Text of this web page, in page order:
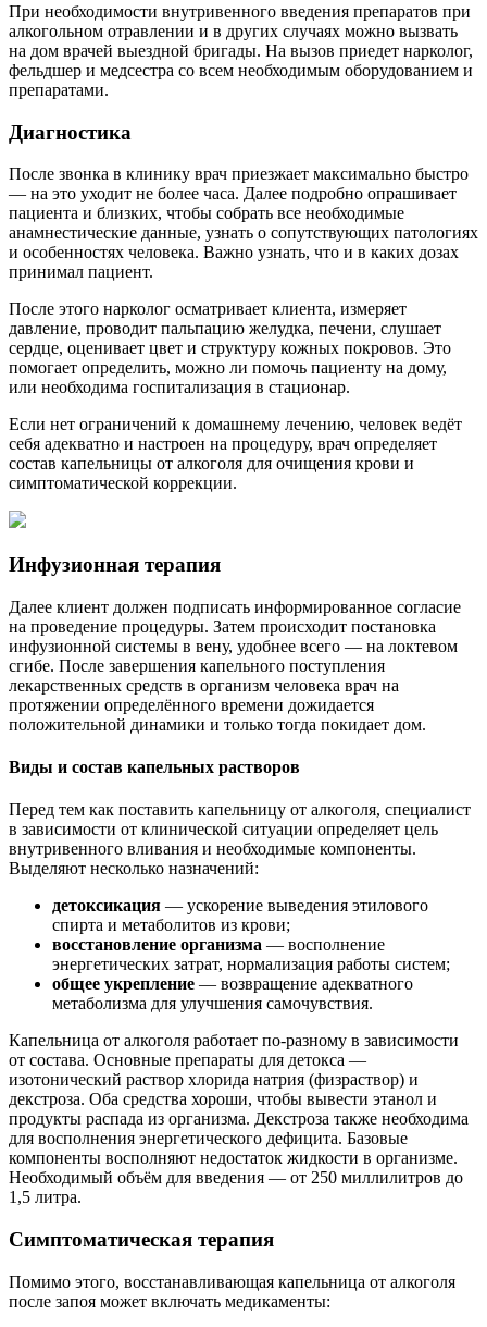
При необходимости внутривенного введения препаратов при
алкогольном отравлении и в других случаях можно вызвать
на дом врачей выездной бригады. На вызов приедет нарколог,
фельдшер и медсестра со всем необходимым оборудованием и
препаратами.
Диагностика
После звонка в клинику врач приезжает максимально быстро
— на это уходит не более часа. Далее подробно опрашивает
пациента и близких, чтобы собрать все необходимые
анамнестические данные, узнать о сопутствующих патологиях
и особенностях человека. Важно узнать, что и в каких дозах
принимал пациент.
После этого нарколог осматривает клиента, измеряет
давление, проводит пальпацию желудка, печени, слушает
сердце, оценивает цвет и структуру кожных покровов. Это
помогает определить, можно ли помочь пациенту на дому,
или необходима госпитализация в стационар.
Если нет ограничений к домашнему лечению, человек ведёт
себя адекватно и настроен на процедуру, врач определяет
состав капельницы от алкоголя для очищения крови и
симптоматической коррекции.
Инфузионная терапия
Далее клиент должен подписать информированное согласие
на проведение процедуры. Затем происходит постановка
инфузионной системы в вену, удобнее всего — на локтевом
сгибе. После завершения капельного поступления
лекарственных средств в организм человека врач на
протяжении определённого времени дожидается
положительной динамики и только тогда покидает дом.
Виды и состав капельных растворов
Перед тем как поставить капельницу от алкоголя, специалист
в зависимости от клинической ситуации определяет цель
внутривенного вливания и необходимые компоненты.
Выделяют несколько назначений:
детоксикация — ускорение выведения этилового
спирта и метаболитов из крови;
восстановление организма — восполнение
энергетических затрат, нормализация работы систем;
общее укрепление — возвращение адекватного
метаболизма для улучшения самочувствия.
Капельница от алкоголя работает по-разному в зависимости
от состава. Основные препараты для детокса —
изотонический раствор хлорида натрия (физраствор) и
декстроза. Оба средства хороши, чтобы вывести этанол и
продукты распада из организма. Декстроза также необходима
для восполнения энергетического дефицита. Базовые
компоненты восполняют недостаток жидкости в организме.
Необходимый объём для введения — от 250 миллилитров до
1,5 литра.
Симптоматическая терапия
Помимо этого, восстанавливающая капельница от алкоголя
после запоя может включать медикаменты: